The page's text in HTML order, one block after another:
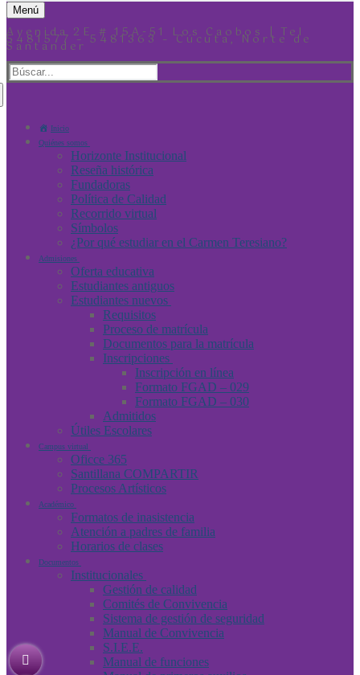
Menú
Avenida 2E # 15A-51 Los Caobos | Tel
5481577 – 5481363 – Cúcuta, Norte de
Santander
Inicio
Quiénes somos
Horizonte Institucional
Reseña histórica
Fundadoras
Política de Calidad
Recorrido virtual
Símbolos
¿Por qué estudiar en el Carmen Teresiano?
Admisiones
Oferta educativa
Estudiantes antiguos
Estudiantes nuevos
Requisitos
Proceso de matrícula
Documentos para la matrícula
Inscripciones
Inscripción en línea
Formato FGAD – 029
Formato FGAD – 030
Admitidos
Útiles Escolares
Campus virtual
Oficce 365
Santillana COMPARTIR
Procesos Artísticos
Académico
Formatos de inasistencia
Atención a padres de familia
Horarios de clases
Documentos
Institucionales
Gestión de calidad
Comités de Convivencia
Sistema de gestión de seguridad
Manual de Convivencia
S.I.E.E.
Manual de funciones